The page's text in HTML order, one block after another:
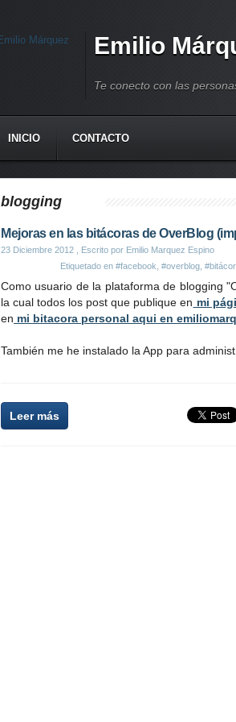
Emilio
Te conecto con las
INICIO CONTACTO
blogging
Mejoras en las bitácoras de OverBlog
23 Diciembre 2012 , Escrito por Emilio Marquez Espino
Etiquetado en #facebook #overblog
Como usuario de la plataforma de blogging
la cual todos los post que publique en mi
en mi bitacora personal aqui en
También me he instalado la App para
Leer más